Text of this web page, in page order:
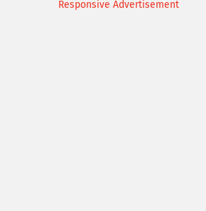
Responsive Advertisement